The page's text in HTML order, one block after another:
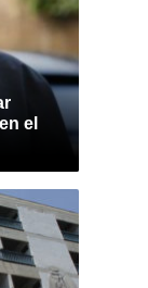
el